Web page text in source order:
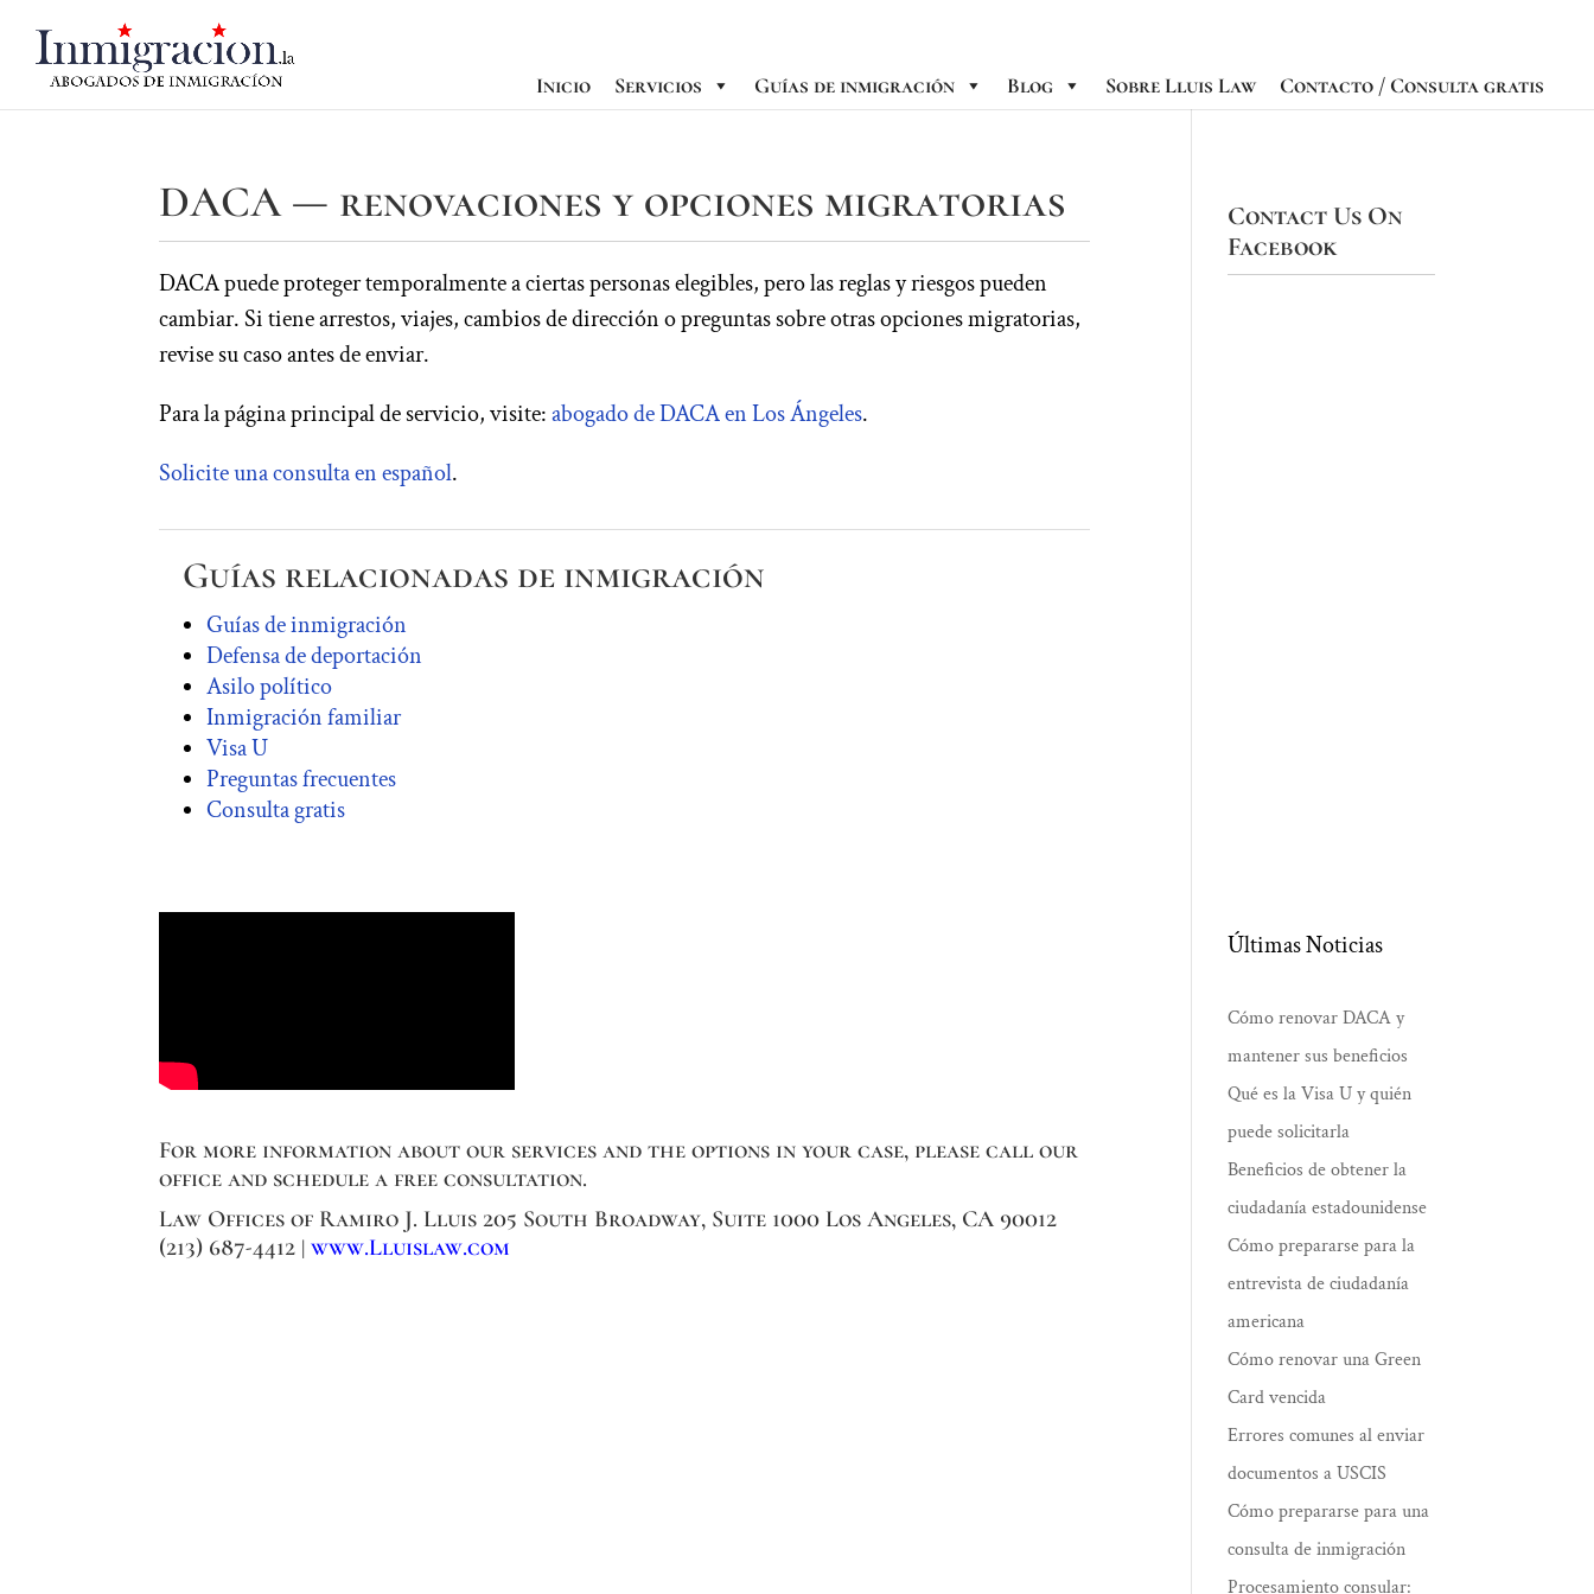
Inicio Servicios Guías de inmigración Blog Sobre Lluis Law Contacto / Consulta gratis
DACA — renovaciones y opciones migratorias
DACA puede proteger temporalmente a ciertas personas elegibles, pero las reglas y riesgos pueden
cambiar. Si tiene arrestos, viajes, cambios de dirección o preguntas sobre otras opciones migratorias,
revise su caso antes de enviar.
Para la página principal de servicio, visite:abogado de DACA en Los Ángeles.
Solicite una consulta en español.
Guías relacionadas de inmigración
Guías de inmigración
Defensa de deportación
Asilo político
Inmigración familiar
Visa U
Preguntas frecuentes
Consulta gratis
For more information about our services and the options in your case, please call our
office and schedule a free consultation.
Law Offices of Ramiro J. Lluis 205 South Broadway, Suite 1000 Los Angeles, CA 90012
(213) 687-4412 |www.Lluislaw.com
Contact Us On
Facebook
Últimas Noticias
Cómo renovar DACA y
mantener sus beneficios
Qué es la Visa U y quién
puede solicitarla
Beneficios de obtener la
ciudadanía estadounidense
Cómo prepararse para la
entrevista de ciudadanía
americana
Cómo renovar una Green
Card vencida
Errores comunes al enviar
documentos a USCIS
Cómo prepararse para una
consulta de inmigración
Procesamiento consular: